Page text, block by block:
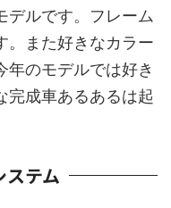
デルです。フレーム
。また好きなカラー
年のモデルでは好き
完成車あるあるは起
ステム